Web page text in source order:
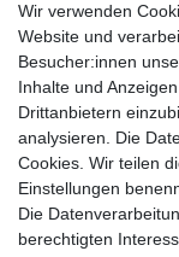
Montag bis
IHRE E-MAIL ADRESSE
Wir verwenden
Website und
Besucher:innen
Inhalte und
Drittanbietern
analysieren. Die
Cookies. Wir teilen
Einstellungen
Die
berechtigten